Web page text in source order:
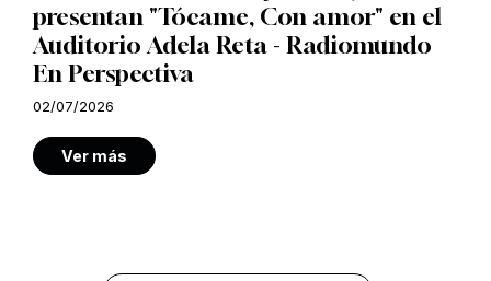
presentan "Tócame, Con amor" en el
Auditorio Adela Reta - Radiomundo
En Perspectiva
02/07/2026
Ver más